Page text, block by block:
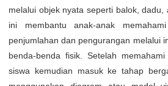
melalui objek nyata seperti balok, dadu,
ini membantu anak-anak
penjumlahan dan pengurangan melalui
benda-benda fisik. Setelah
siswa kemudian masuk ke tahap